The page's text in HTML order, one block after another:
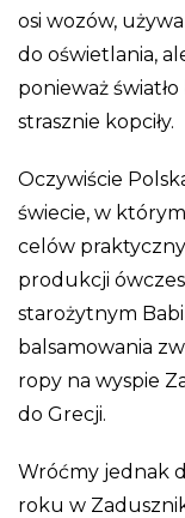
osi wozów,
do oświetlania,
ponieważ światło
strasznie kopciły.
Oczywiście
świecie, w
celów
produkcji
starożytnym
balsamowania
ropy na wyspie
do Grecji.
Wróćmy jednak
roku w